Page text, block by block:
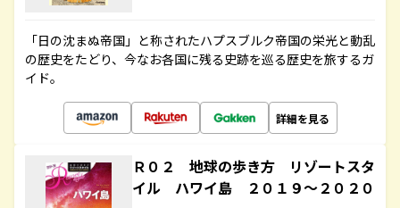
「日の沈まぬ帝国」と称されたハプスブルク帝国の栄光と動乱
の歴史をたどり、今なお各国に残る史跡を巡る歴史を旅するガ
イド。
詳細を見る
Ｒ０２ 地球の歩き方 リゾートスタ
イル ハワイ島 ２０１９～２０２０